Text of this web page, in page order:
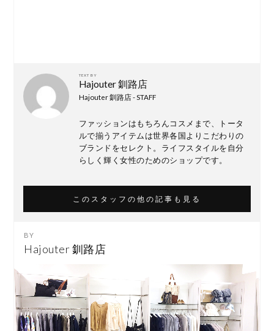
TEXT BY
Hajouter 釧路店
Hajouter 釧路店 - STAFF
ファッションはもちろんコスメまで、トータ
ルで揃うアイテムは世界各国よりこだわりの
ブランドをセレクト。ライフスタイルを自分
らしく輝く女性のためのショップです。
このスタッフの他の記事も見る
Hajouter 釧路店